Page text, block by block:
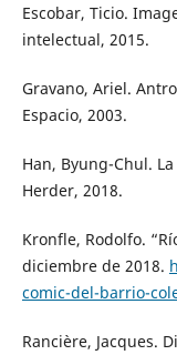
Escobar, Ticio.
intelectual, 2015.
Gravano, Ariel.
Espacio, 2003.
Han, Byung-Chul.
Herder, 2018.
Kronfle, Rodolfo.
diciembre de 2018.
comic-del-barrio-
Rancière, Jacques.